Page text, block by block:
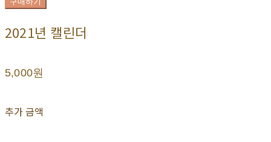
2021년 캘린더
5,000원
추가 금액